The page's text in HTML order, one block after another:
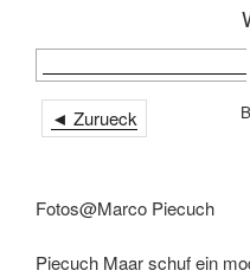
◄ Zurueck
Fotos@Marco Piecuch
Piecuch Maar schuf ein